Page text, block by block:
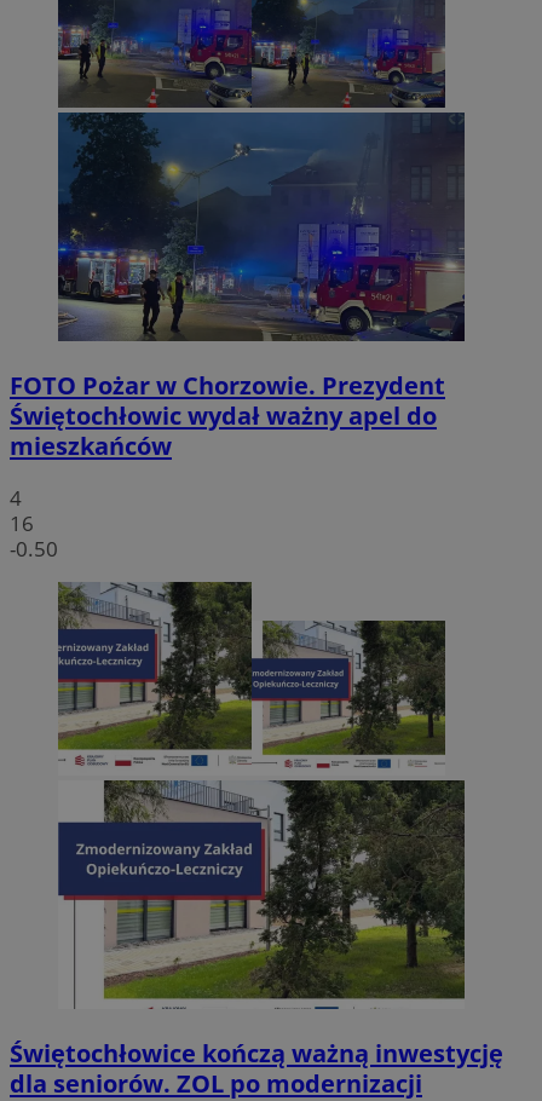
FOTO Pożar w Chorzowie. Prezydent
Świętochłowic wydał ważny apel do
mieszkańców
4
16
-0.50
Świętochłowice kończą ważną inwestycję
dla seniorów. ZOL po modernizacji